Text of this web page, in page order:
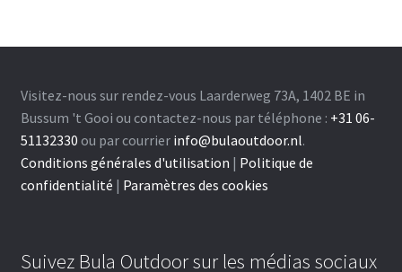
Visitez-nous sur rendez-vous Laarderweg 73A, 1402 BE in
Bussum 't Gooi ou contactez-nous par téléphone : +31 06-
51132330 ou par courrier info@bulaoutdoor.nl.
Conditions générales d'utilisation | Politique de
confidentialité | Paramètres des cookies
Suivez Bula Outdoor sur les médias sociaux